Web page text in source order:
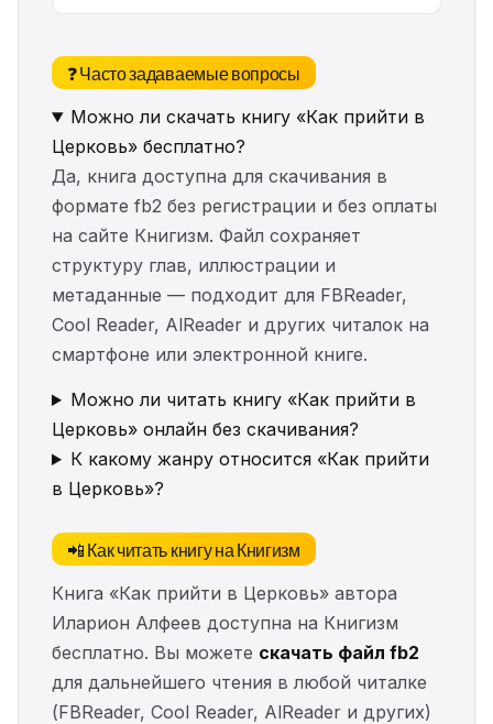
❓ Часто задаваемые вопросы
Можно ли скачать книгу «Как прийти в
Церковь» бесплатно?
Да, книга доступна для скачивания в
формате fb2 без регистрации и без оплаты
на сайте Книгизм. Файл сохраняет
структуру глав, иллюстрации и
метаданные — подходит для FBReader,
Cool Reader, AlReader и других читалок на
смартфоне или электронной книге.
Можно ли читать книгу «Как прийти в
Церковь» онлайн без скачивания?
К какому жанру относится «Как прийти
в Церковь»?
📲 Как читать книгу на Книгизм
Книга «Как прийти в Церковь» автора
Иларион Алфеев доступна на Книгизм
бесплатно. Вы можете скачать файл fb2
для дальнейшего чтения в любой читалке
(FBReader, Cool Reader, AlReader и других)